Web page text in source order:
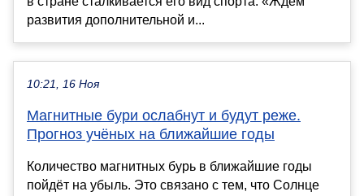
развития дополнительной и...
10:21, 16 Ноя
Магнитные бури ослабнут и будут реже.
Прогноз учёных на ближайшие годы
Количество магнитных бурь в ближайшие годы
пойдёт на убыль. Это связано с тем, что Солнце